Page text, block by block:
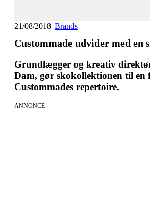
21/08/2018| Brands
Custommade udvider med en
Grundlægger og kreativ
Dam, gør skokollektionen til en
Custommades repertoire.
ANNONCE